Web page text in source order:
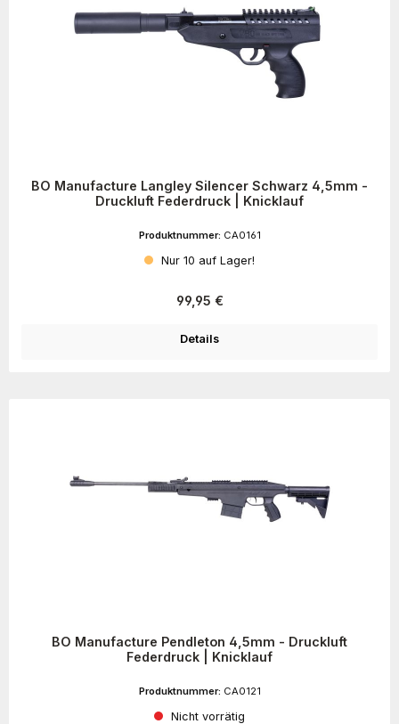
BO Manufacture Langley Silencer Schwarz 4,5mm -
Druckluft Federdruck | Knicklauf
Produktnummer: CA0161
Nur 10 auf Lager!
Regulärer Preis:
99,95 €
Details
BO Manufacture Pendleton 4,5mm - Druckluft
Federdruck | Knicklauf
Produktnummer: CA0121
Nicht vorrätig